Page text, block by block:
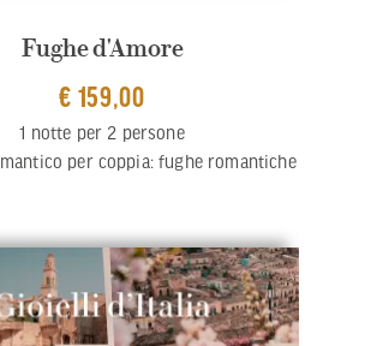
Fughe d'Amore
€ 159,00
1 notte per 2 persone
per coppia: fughe romantiche